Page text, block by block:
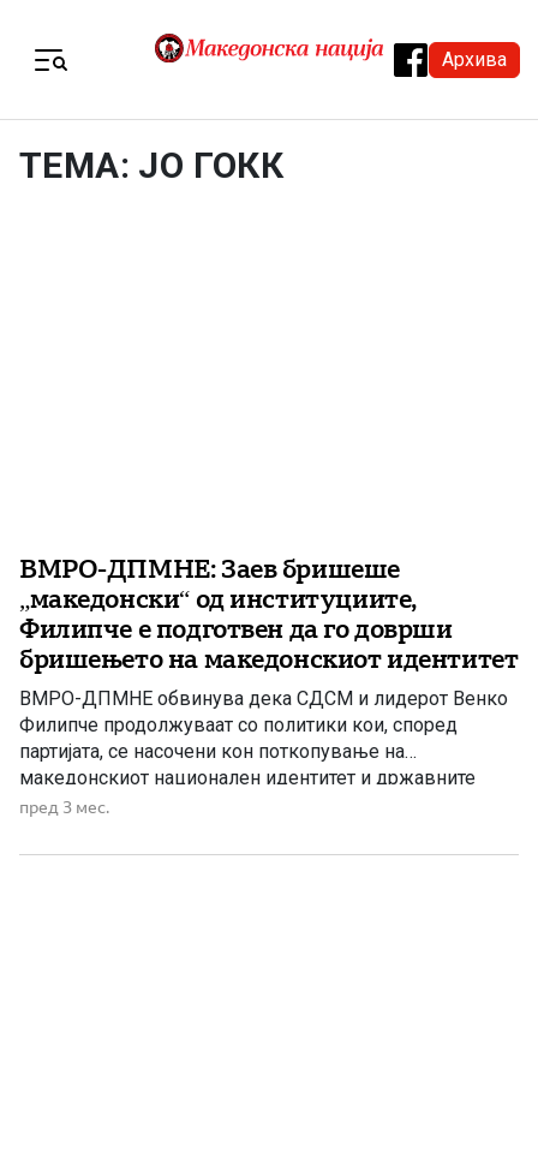
Архива
ТЕМА: ЈО ГОКК
ВМРО-ДПМНЕ: Заев бришеше
„македонски“ од институциите,
Филипче е подготвен да го доврши
бришењето на македонскиот идентитет
ВМРО-ДПМНЕ обвинува дека СДСМ и лидерот Венко
Филипче продолжуваат со политики кои, според
партијата, се насочени кон поткопување на
македонскиот национален идентитет и државните
интереси. Од партијата велат дека процесот започнал
што наведуваат, Филипче е подготвен „да го доврши
пред 3 мес.